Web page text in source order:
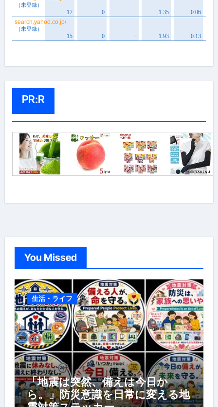
PR:R
You Missed
生活・ライフ
「地震は突然、備えは今日か
ら。」防災意識を日常に変える地